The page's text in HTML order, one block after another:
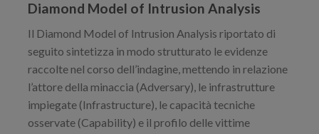
Diamond Model of Intrusion Analysis
Il Diamond Model of Intrusion Analysis riportato di
seguito sintetizza in modo strutturato le evidenze
raccolte nel corso dell’indagine, mettendo in relazione
l’attore della minaccia (Adversary), le infrastrutture
impiegate (Infrastructure), le capacità tecniche
osservate (Capability) e il profilo delle vittime